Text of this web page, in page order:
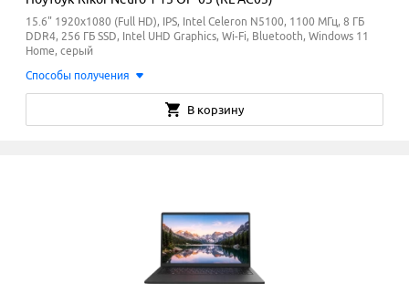
15.6" 1920x1080 (Full HD), IPS, Intel Celeron N5100, 1100 МГц, 8 ГБ
DDR4, 256 ГБ SSD, Intel UHD Graphics, Wi-Fi, Bluetooth, Windows 11
Home, серый
Способы получения
В корзину